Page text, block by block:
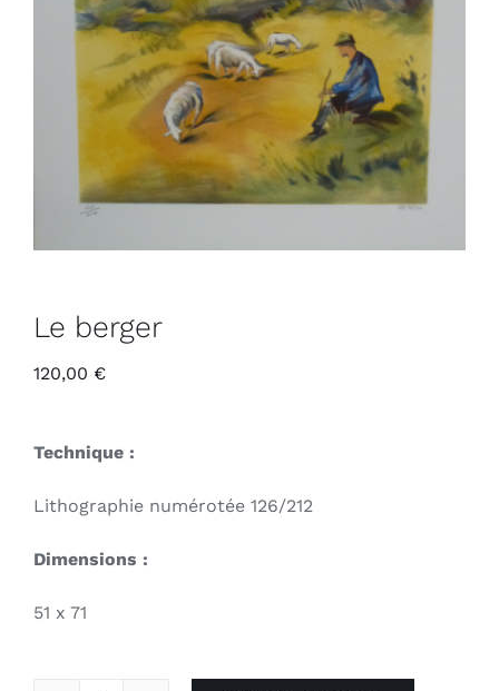
Le berger
120,00 €
Technique :
Lithographie numérotée 126/212
Dimensions :
51 x 71